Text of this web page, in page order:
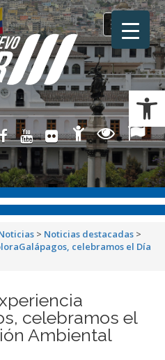
Toggle
> Noticias destacadas >
celebramos el Día
celebramos el
Ambiental